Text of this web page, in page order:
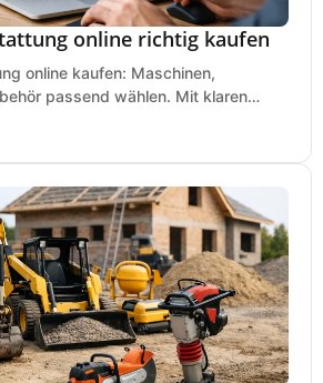
online richtig kaufen
online kaufen: Maschinen,
passend wählen. Mit klaren